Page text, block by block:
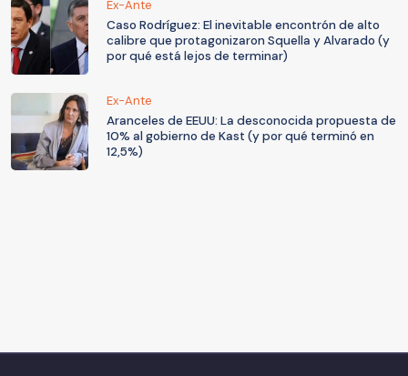
Ex-Ante
Caso Rodríguez: El inevitable encontrón de alto
calibre que protagonizaron Squella y Alvarado (y
por qué está lejos de terminar)
Ex-Ante
Aranceles de EEUU: La desconocida propuesta de
10% al gobierno de Kast (y por qué terminó en
12,5%)